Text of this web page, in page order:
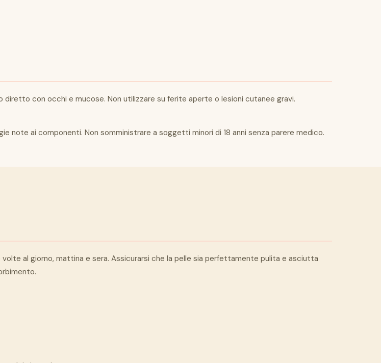
con occhi e mucose. Non utilizzare su ferite aperte o lesioni cutanee gravi.
note ai componenti. Non somministrare a soggetti minori di 18 anni senza parere medico.
al giorno, mattina e sera. Assicurarsi che la pelle sia perfettamente pulita e asciutta